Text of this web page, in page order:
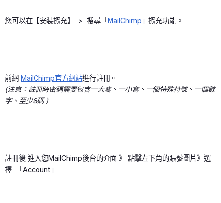
您可以在【安裝擴充】 > 搜尋「MailChimp 」擴充功能。
前網 MailChimp官方網站進行註冊。
(注意：註冊時密碼需要包含一大寫、一小寫、一個特殊符號、一個數
字、至少8碼 )
註冊後 進入您MailChimp後台的介面 》 點擊左下角的賬號圖片》選
擇 「Account」